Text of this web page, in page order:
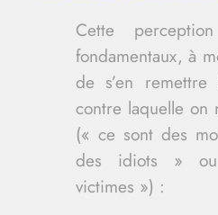
Cette
fondamentaux, à
de s’en
contre laquelle on
(« ce sont des
des idiots »
victimes ») :